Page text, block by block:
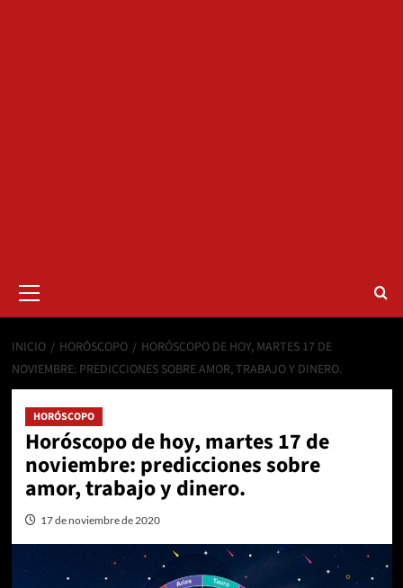
primario
INICIO HORÓSCOPO
HORÓSCOPO DE HOY, MARTES 17 DE
NOVIEMBRE: PREDICCIONES SOBRE AMOR, TRABAJO Y DINERO.
HORÓSCOPO
Horóscopo de hoy, martes 17 de
noviembre: predicciones sobre
amor, trabajo y dinero.
17 de noviembre de 2020